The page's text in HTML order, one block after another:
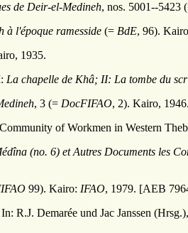
de Deir-el-Medineh, nos. 5001--5423
à l'époque ramesside (= BdE, 96).
1935.
La chapelle de Khâ; II: La tombe du
, 3 (= DocFIFAO, 2). Kairo, 1946.
of Workmen in Western
(no. 6) et Autres Documents les
99). Kairo: IFAO, 1979. [AEB
R.J. Demarée und Jac Janssen (Hrsg.),